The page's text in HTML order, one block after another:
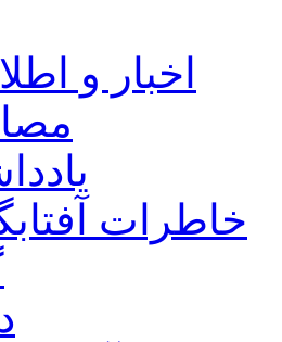
اخبار و
خاطرات